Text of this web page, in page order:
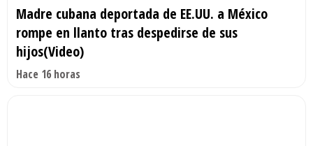
Madre cubana deportada de EE.UU. a México
rompe en llanto tras despedirse de sus
hijos(Video)
Hace 16 horas